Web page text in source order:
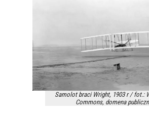
Samolot braci Wright, 1903 r / fot.:
Commons, domena